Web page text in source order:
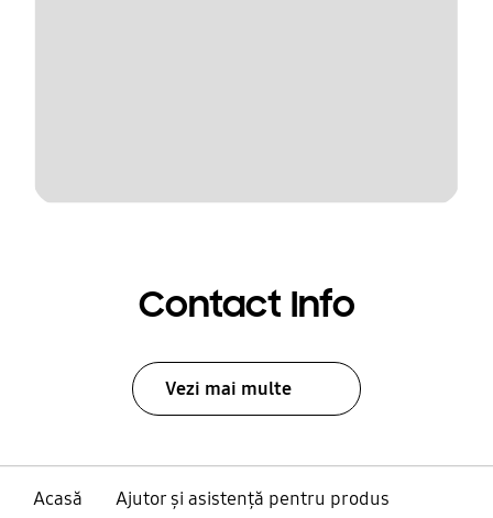
Contact Info
Vezi mai multe
Acasă
Ajutor și asistență pentru produs